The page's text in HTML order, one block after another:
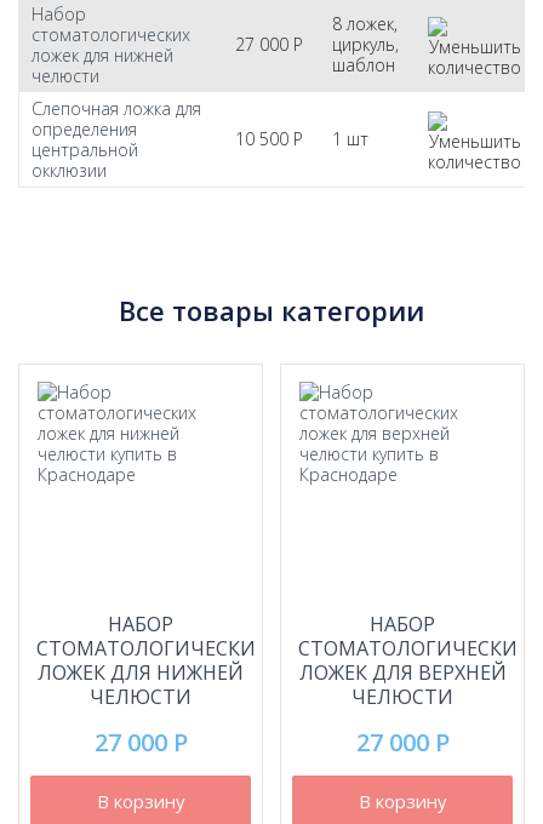
Набор
стоматологических
ложек для нижней
челюсти
27 000 Р
8 ложек,
циркуль,
шаблон
Слепочная ложка для
определения
центральной
окклюзии
10 500 Р 1 шт
Все товары категории
НАБОР
СТОМАТОЛОГИЧЕСКИХ
ЛОЖЕК ДЛЯ НИЖНЕЙ
ЧЕЛЮСТИ
27 000 Р
В корзину
НАБОР
СТОМАТОЛОГИЧЕСКИХ
ЛОЖЕК ДЛЯ ВЕРХНЕЙ
ЧЕЛЮСТИ
27 000 Р
В корзину